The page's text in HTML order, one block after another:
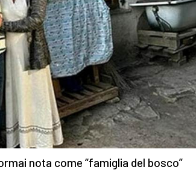
nota come “famiglia del bosco”